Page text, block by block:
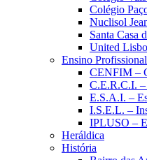
Colégio
Nuclisol
Santa Casa
United
Ensino
CENFIM –
C.E.R.C.I. –
E.S.A.I. –
I.S.E.L. –
IPLUSO –
Heráldica
História